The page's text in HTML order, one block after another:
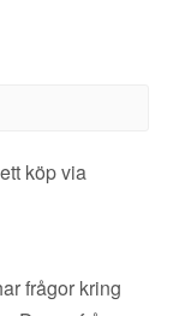
köp via
frågor kring